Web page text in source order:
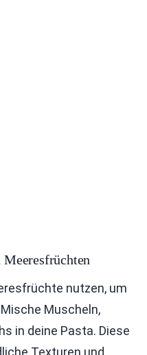
nutzen, um
Muscheln,
in deine Pasta. Diese